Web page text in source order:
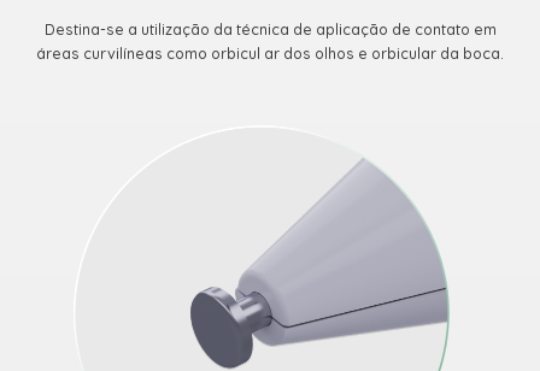
Destina-se a utilização da técnica de aplicação de contato em
áreas curvilíneas como orbicul ar dos olhos e orbicular da boca.